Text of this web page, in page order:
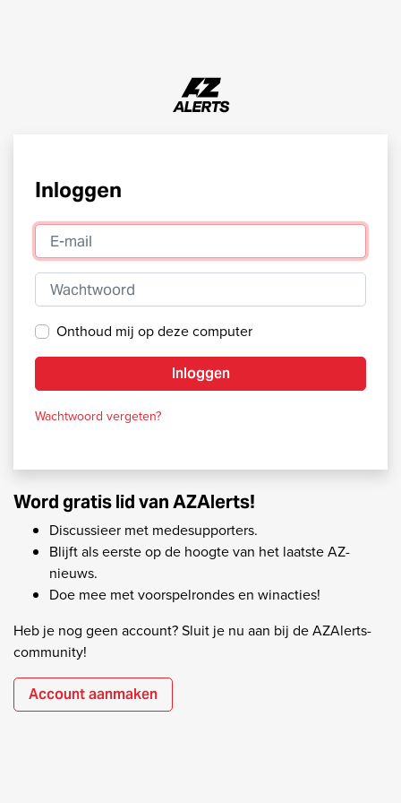
Inloggen
E-mail
Wachtwoord
Onthoud mij op deze computer
Inloggen
Wachtwoord vergeten?
Word gratis lid van AZAlerts!
Discussieer met medesupporters.
Blijft als eerste op de hoogte van het laatste AZ-
nieuws.
Doe mee met voorspelrondes en winacties!
Heb je nog geen account? Sluit je nu aan bij de AZAlerts-
community!
Account aanmaken